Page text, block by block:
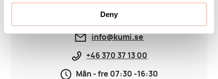
Deny
info@kumi.se
+46 370 37 13 00
Mån - fre 07:30 -16:30